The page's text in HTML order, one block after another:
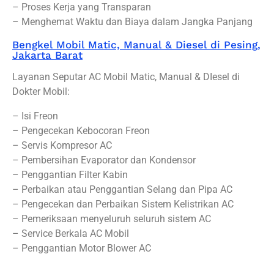
– Proses Kerja yang Transparan
– Menghemat Waktu dan Biaya dalam Jangka Panjang
Bengkel Mobil Matic, Manual & Diesel di Pesing,
Jakarta Barat
Layanan Seputar AC Mobil Matic, Manual & DIesel di
Dokter Mobil:
– Isi Freon
– Pengecekan Kebocoran Freon
– Servis Kompresor AC
– Pembersihan Evaporator dan Kondensor
– Penggantian Filter Kabin
– Perbaikan atau Penggantian Selang dan Pipa AC
– Pengecekan dan Perbaikan Sistem Kelistrikan AC
– Pemeriksaan menyeluruh seluruh sistem AC
– Service Berkala AC Mobil
– Penggantian Motor Blower AC